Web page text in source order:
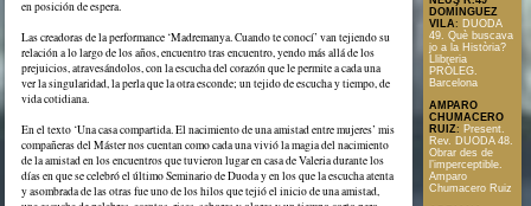
en posición de espera.
Las creadoras de la performance ‘Madremanya. Cuando te conocí’ van tejiendo su
relación a lo largo de los años, encuentro tras encuentro, yendo más allá de los
prejuicios, atravesándolos, con la escucha del corazón que le permite a cada una
ver la singularidad, la perla que la otra esconde; un tejido de escucha y tiempo, de
vida cotidiana.
En el texto ‘Una casa compartida. El nacimiento de una amistad entre mujeres’ mis
compañeras del Máster nos cuentan como cada una vivió la magia del nacimiento
de la amistad en los encuentros que tuvieron lugar en casa de Valeria durante los
días en que se celebró el último Seminario de Duoda y en los que la escucha atenta
y asombrada de las otras fue uno de los hilos que tejió el inicio de una amistad,
DOMÍNGUEZ
VILA: DUODA
49. Què buscava
jo a la Història?
Llibreria
PRÒLEG.
Barcelona
AMPARO
CHUMACERO
RUIZ: Present.
Rev. DUODA 48.
Obrar des de
l’imperceptible.
Amparo
Chumacero Ruiz